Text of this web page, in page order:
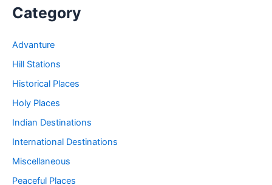
Category
Advanture
Hill Stations
Historical Places
Holy Places
Indian Destinations
International Destinations
Miscellaneous
Peaceful Places